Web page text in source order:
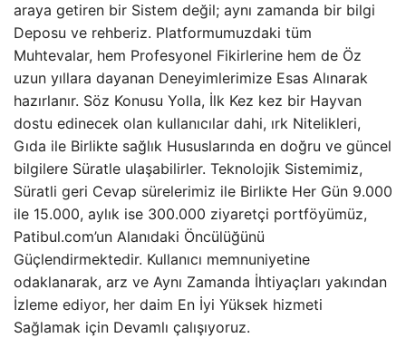
araya getiren bir Sistem değil; aynı zamanda bir bilgi
Deposu ve rehberiz. Platformumuzdaki tüm
Muhtevalar, hem Profesyonel Fikirlerine hem de Öz
uzun yıllara dayanan Deneyimlerimize Esas Alınarak
hazırlanır. Söz Konusu Yolla, İlk Kez kez bir Hayvan
dostu edinecek olan kullanıcılar dahi, ırk Nitelikleri,
Gıda ile Birlikte sağlık Hususlarında en doğru ve güncel
bilgilere Süratle ulaşabilirler. Teknolojik Sistemimiz,
Süratli geri Cevap sürelerimiz ile Birlikte Her Gün 9.000
ile 15.000, aylık ise 300.000 ziyaretçi portföyümüz,
Patibul.com’un Alanıdaki Öncülüğünü
Güçlendirmektedir. Kullanıcı memnuniyetine
odaklanarak, arz ve Aynı Zamanda İhtiyaçları yakından
İzleme ediyor, her daim En İyi Yüksek hizmeti
Sağlamak için Devamlı çalışıyoruz.